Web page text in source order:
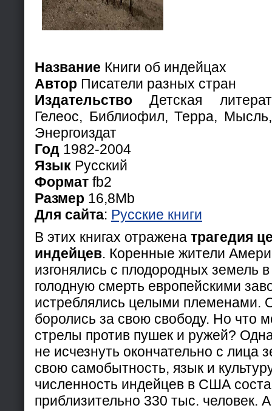
Название Книги об индейцах
Автор Писатели разных стран
Издательство Детская
Гелеос, Библиофил, Терра,
Энергоиздат
Год 1982-2004
Язык Русский
Формат fb2
Размер 16,8Mb
Для сайта: Русские книги
В этих книгах отражена трагедия
индейцев. Коренные жители
изгонялись с плодородных земель
голодную смерть европейскими
истреблялись целыми племенами.
боролись за свою свободу. Но что
стрелы против пушек и ружей?
не исчезнуть окончательно с лица
свою самобытность, язык и
численность индейцев в США
приблизительно 330 тыс. человек.